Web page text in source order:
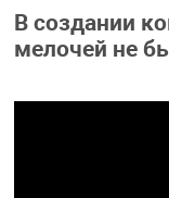
В создании
мелочей не